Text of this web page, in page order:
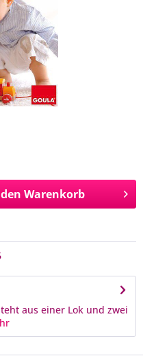
Warenkorb
aus einer Lok und zwei